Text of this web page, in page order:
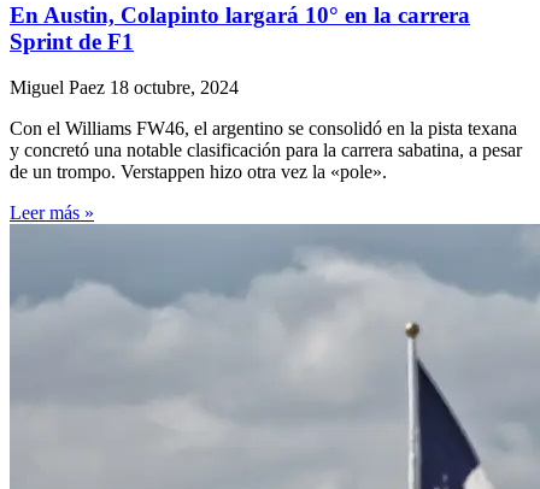
En Austin, Colapinto largará 10° en la carrera
Sprint de F1
Miguel Paez 18 octubre, 2024
Con el Williams FW46, el argentino se consolidó en la pista texana
y concretó una notable clasificación para la carrera sabatina, a pesar
de un trompo. Verstappen hizo otra vez la «pole».
Leer más »